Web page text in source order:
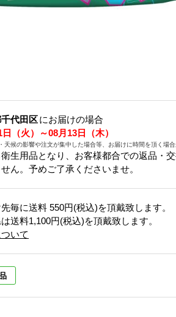
代田区にお届けの場合
（火）～08月13日（木）
天候の影響や注文が集中した場合等、お届けに時間を頂く場合
衛生用品となり、お客様都合での返品・
ん。予めご了承くださいませ。
毎に送料 550円(税込)を頂戴致します。
送料1,100円(税込)を頂戴致します。
いて